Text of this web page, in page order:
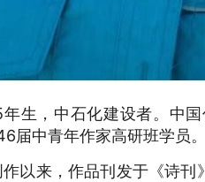
生，中石化建设者。中
届中青年作家高研班学员
以来，作品刊发于《诗